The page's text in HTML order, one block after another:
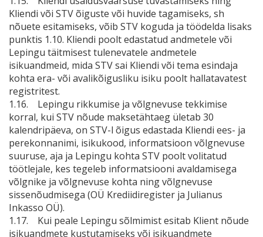
Kliendi või STV õiguste või huvide tagamiseks, sh
nõuete esitamiseks, võib STV koguda ja töödelda lisaks
punktis 1.10. Kliendi poolt edastatud andmetele või
Lepingu täitmisest tulenevatele andmetele
isikuandmeid, mida STV sai Kliendi või tema esindaja
kohta era- või avalikõigusliku isiku poolt hallatavatest
registritest.
1.16. Lepingu rikkumise ja võlgnevuse tekkimise
korral, kui STV nõude maksetähtaeg ületab 30
kalendripäeva, on STV-l õigus edastada Kliendi ees- ja
perekonnanimi, isikukood, informatsioon võlgnevuse
suuruse, aja ja Lepingu kohta STV poolt volitatud
töötlejale, kes tegeleb informatsiooni avaldamisega
võlgnike ja võlgnevuse kohta ning võlgnevuse
sissenõudmisega (OÜ Krediidiregister ja Julianus
Inkasso OÜ).
1.17. Kui peale Lepingu sõlmimist esitab Klient nõude
isikuandmete kustutamiseks või isikuandmete